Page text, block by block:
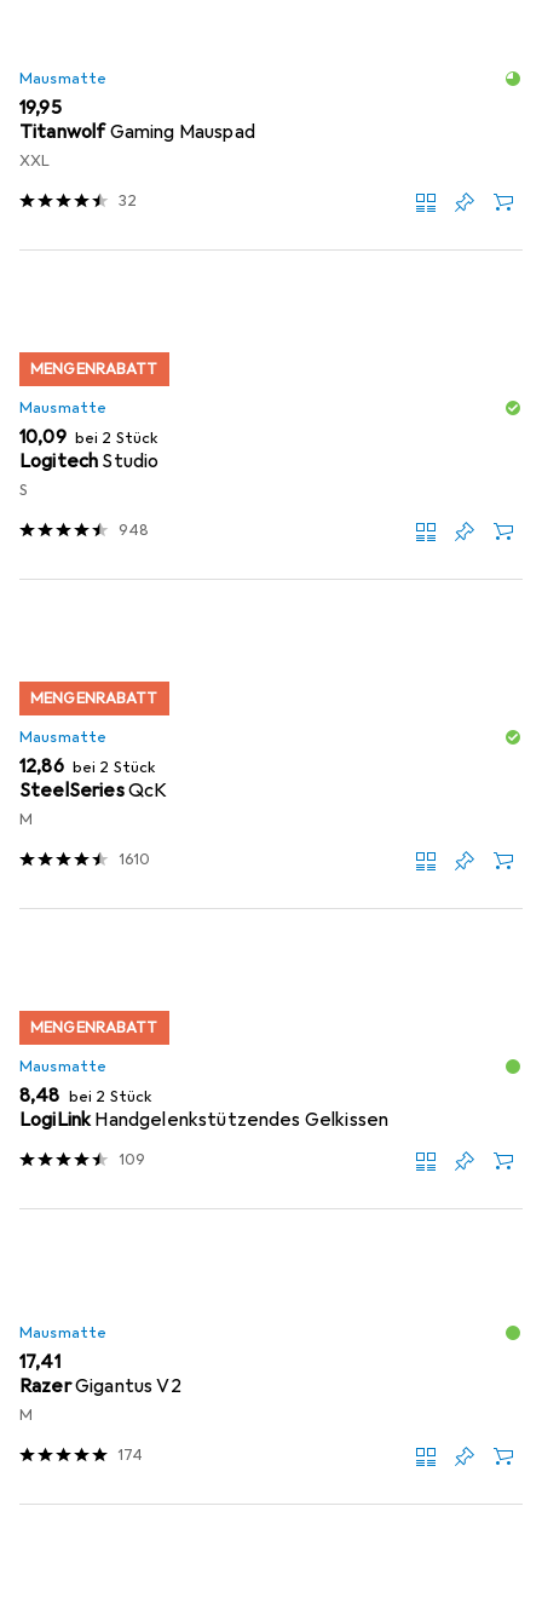
Mausmatte
EUR
19,95
TitanwolfGaming Mauspad
XXL
32
MENGENRABATT
Mausmatte
EUR
10,09 bei 2 Stück
Logitech Studio
S
948
MENGENRABATT
Mausmatte
EUR
12,86 bei 2 Stück
SteelSeriesQcK
M
1610
MENGENRABATT
Mausmatte
EUR
8,48 bei 2 Stück
LogiLinkHandgelenkstützendes Gelkissen
109
Mausmatte
EUR
17,41
RazerGigantus V2
M
174